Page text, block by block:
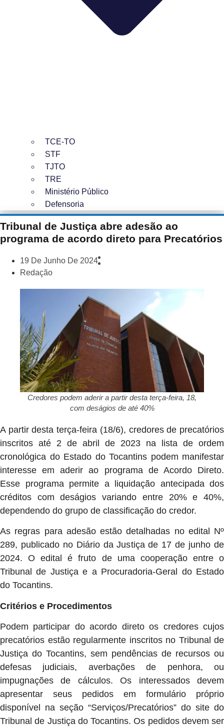
TCE-TO
STF
TJTO
TRE
Ministério Público
Defensoria
Tribunal de Justiça abre adesão ao
programa de acordo direto para Precatórios
19 De Junho De 2024
Redação
Credores podem aderir a partir desta terça-feira, 18,
com deságios de até 40%
A partir desta terça-feira (18/6), credores de precatórios
inscritos até 2 de abril de 2023 na lista de ordem
cronológica do Estado do Tocantins podem manifestar
interesse em aderir ao programa de Acordo Direto.
Esse programa permite a liquidação antecipada dos
créditos com deságios variando entre 20% e 40%,
dependendo do grupo de classificação do credor.
As regras para adesão estão detalhadas no edital Nº
289, publicado no Diário da Justiça de 17 de junho de
2024. O edital é fruto de uma cooperação entre o
Tribunal de Justiça e a Procuradoria-Geral do Estado
do Tocantins.
Critérios e Procedimentos
Podem participar do acordo direto os credores cujos
precatórios estão regularmente inscritos no Tribunal de
Justiça do Tocantins, sem pendências de recursos ou
defesas judiciais, averbações de penhora, ou
impugnações de cálculos. Os interessados devem
apresentar seus pedidos em formulário próprio
disponível na seção “Serviços/Precatórios” do site do
Tribunal de Justiça do Tocantins. Os pedidos devem ser